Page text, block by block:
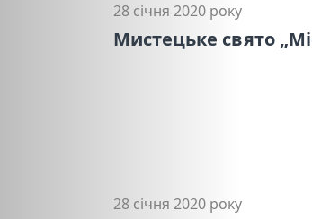
28 січня 2020 року
Мистецьке свято
28 січня 2020 року